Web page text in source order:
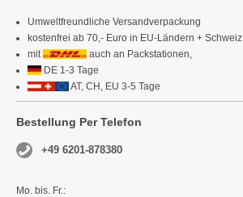
Umweltfreundliche Versandverpackung
kostenfrei ab 70,- Euro in EU-Ländern + Schweiz
mit
auch an Packstationen,
DE 1-3 Tage
AT, CH, EU 3-5 Tage
Bestellung Per Telefon
+49 6201-878380
Mo. bis. Fr.: